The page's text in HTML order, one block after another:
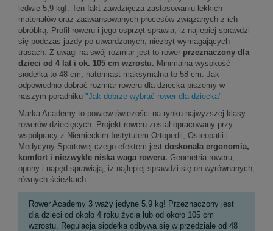
ledwie 5,9 kg!. Ten fakt zawdzięcza zastosowaniu lekkich
materiałów oraz zaawansowanych procesów związanych z ich
obróbką. Profil roweru i jego osprzęt sprawia, iż najlepiej sprawdzi
się podczas jazdy po utwardzonych, niezbyt wymagających
trasach. Z uwagi na swój rozmiar jest to rower przeznaczony dla
dzieci od 4 lat i ok. 105 cm wzrostu. Minimalna wysokość
siodełka to 48 cm, natomiast maksymalna to 58 cm. Jak
odpowiednio dobrać rozmiar roweru dla dziecka piszemy w
naszym poradniku "Jak dobrze wybrać rower dla dziecka"
Marka Academy to powiew świeżości na rynku najwyższej klasy
rowerów dziecięcych. Projekt roweru został opracowany przy
współpracy z Niemieckim Instytutem Ortopedii, Osteopatii i
Medycyny Sportowej czego efektem jest doskonała ergonomia,
komfort i niezwykle niska waga roweru. Geometria roweru,
opony i napęd sprawiają, iż najlepiej sprawdzi się on wyrównanych,
równych ścieżkach.
Rower Academy 3 waży jedyne 5.9 kg! Przeznaczony jest
dla dzieci od około 4 roku życia lub od około 105 cm
wzrostu. Regulacja siodełka odbywa się w przedziale od 48